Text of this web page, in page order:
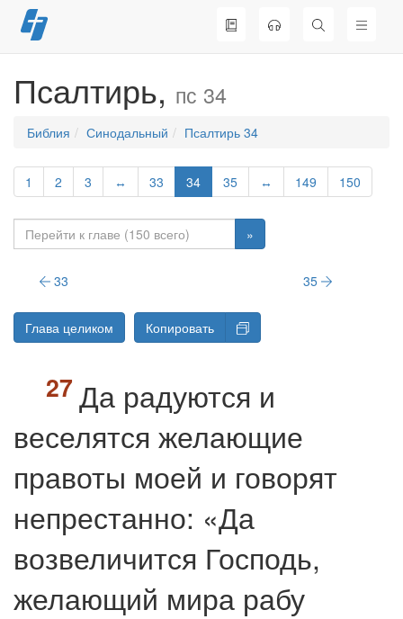
Перейти
к
Псалтирь, пс 34
Библия Синодальный Псалтирь 34
1 2 3 ↔ 33 34 35 ↔ 149 150
»
33 35
Глава целиком Копировать
Да радуются и
веселятся желающие
правоты моей и говорят
непрестанно: «Да
возвеличится Господь,
желающий мира рабу